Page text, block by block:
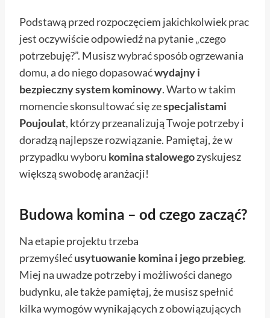
Podstawą przed rozpoczęciem jakichkolwiek prac
jest oczywiście odpowiedź na pytanie „czego
potrzebuję?”. Musisz wybrać sposób ogrzewania
domu, a do niego dopasowaćwydajny i
bezpieczny system kominowy. Warto w takim
momencie skonsultować się zespecjalistami
Poujoulat, którzy przeanalizują Twoje potrzeby i
doradzą najlepsze rozwiązanie. Pamiętaj, że w
przypadku wyboru komina stalowegozyskujesz
większą swobodę aranżacji!
Budowa komina – od czego zacząć?
Na etapie projektu trzeba
przemyślećusytuowanie komina i jego przebieg.
Miej na uwadze potrzeby i możliwości danego
budynku, ale także pamiętaj, że musisz spełnić
kilka wymogów wynikających z obowiązujących